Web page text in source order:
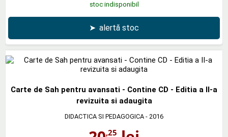
stoc indisponibil
➤ alertă stoc
Carte de Sah pentru avansati - Contine CD - Editia a II-a
revizuita si adaugita
DIDACTICA SI PEDAGOGICA - 2016
,25